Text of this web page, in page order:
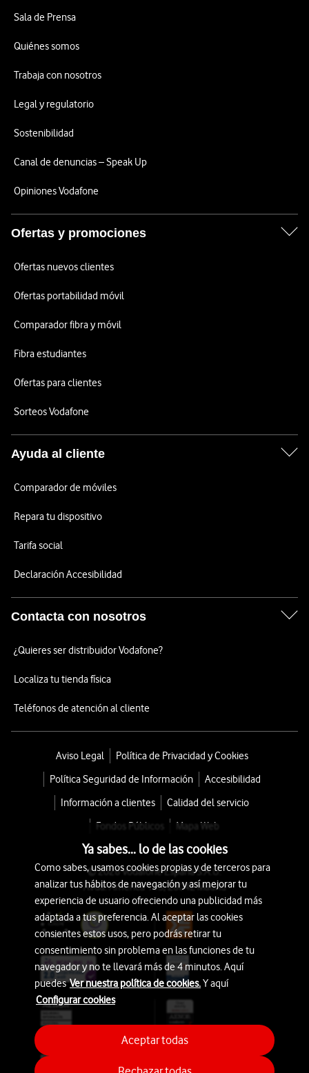
Sala de Prensa
Quiénes somos
Trabaja con nosotros
Legal y regulatorio
Sostenibilidad
Canal de denuncias – Speak Up
Opiniones Vodafone
Ofertas y promociones
Ofertas nuevos clientes
Ofertas portabilidad móvil
Comparador fibra y móvil
Fibra estudiantes
Ofertas para clientes
Sorteos Vodafone
Ayuda al cliente
Comparador de móviles
Repara tu dispositivo
Tarifa social
Declaración Accesibilidad
Contacta con nosotros
¿Quieres ser distribuidor Vodafone?
Localiza tu tienda física
Teléfonos de atención al cliente
Aviso Legal
Política de Privacidad y Cookies
Política Seguridad de Información
Accesibilidad
Información a clientes
Calidad del servicio
Fondos Públicos
Mapa Web
© 2026 Vodafone España S.A.U.
Avda. América 115, 28042 Madrid
Ya sabes... lo de las cookies
Como sabes, usamos cookies propias y de terceros para
analizar tus hábitos de navegación y así mejorar tu
experiencia de usuario ofreciendo una publicidad más
adaptada a tus preferencia. Al aceptar las cookies
consientes estos usos, pero podrás retirar tu
consentimiento sin problema en las funciones de tu
navegador y no te llevará más de 4 minutos. Aquí
puedesVer nuestra política de cookies.Y aquí
Configurar cookies
Aceptar todas